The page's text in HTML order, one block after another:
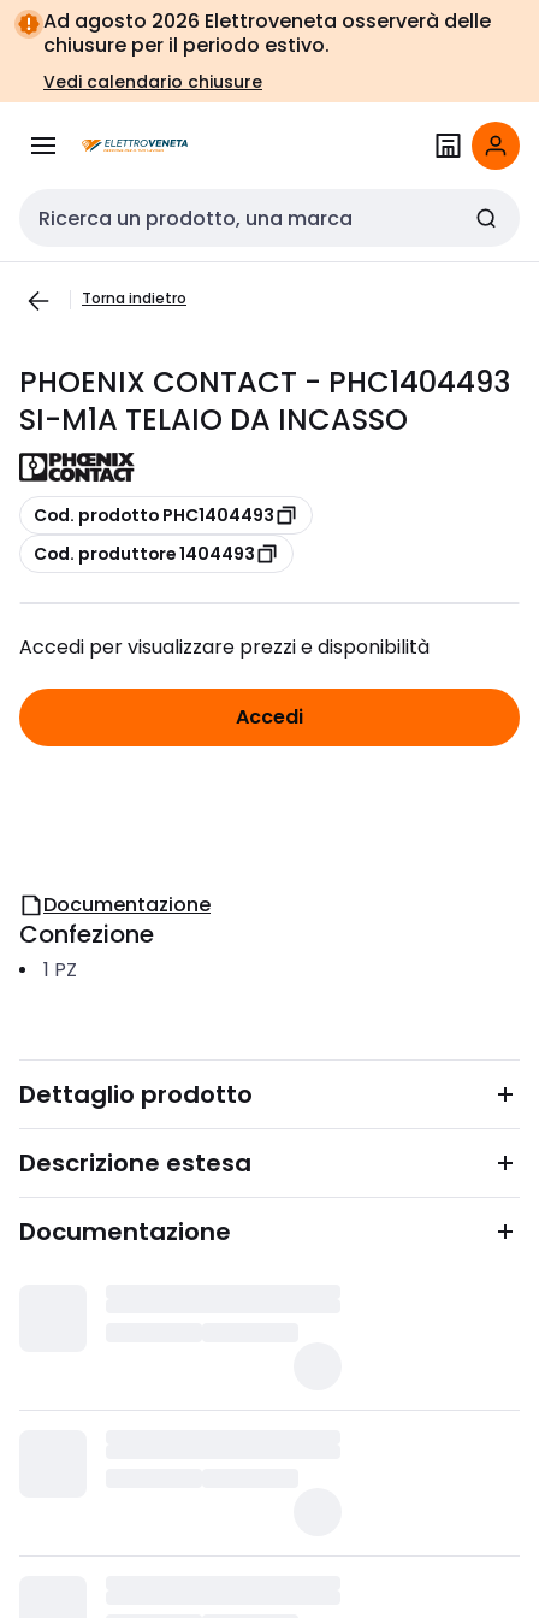
Vai alla
navigazione
Vai
alla
pagina
Ad agosto 2026 Elettroveneta osserverà delle
chiusure per il periodo estivo.
Vedi calendario chiusure
Cerca input
Torna indietro
PHOENIX CONTACT - PHC1404493
SI-M1A TELAIO DA INCASSO
copia
Cod. prodotto PHC1404493
copia
Cod. produttore 1404493
Accedi per visualizzare prezzi e disponibilità
Accedi
Documentazione
Confezione
1 PZ
Dettaglio prodotto
Descrizione estesa
Documentazione